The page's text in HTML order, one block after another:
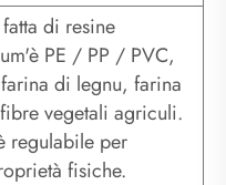
di resine
PE / PP / PVC,
di legnu, farina
vegetali agriculi.
regulabile per
fisiche.